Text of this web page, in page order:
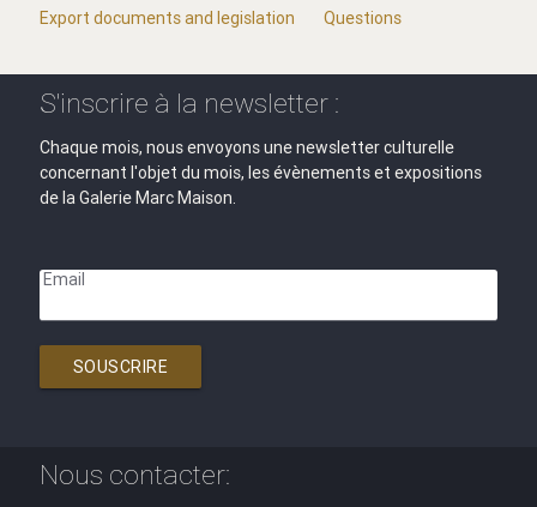
Export documents and legislation
Questions
S'inscrire à la newsletter :
Chaque mois, nous envoyons une newsletter culturelle
concernant l'objet du mois, les évènements et expositions
de la Galerie Marc Maison.
Email
SOUSCRIRE
Nous contacter: